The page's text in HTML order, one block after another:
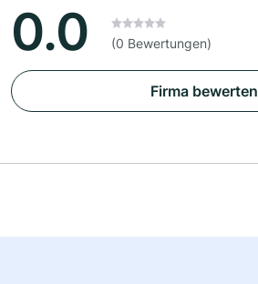
0.0 (0 Bewertungen)
Firma bewerten